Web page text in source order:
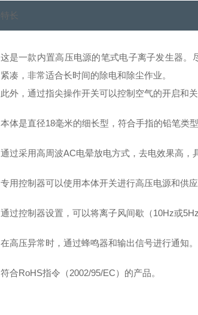
特长
这是一款内置高压电源的笔式电子离子发生器。
紧凑，非常适合长时间的除电和除尘作业。
此外，通过指尖操作开关可以控制空气的开启和
本体是直径18毫米的细长型，符合手指的铅笔类
通过采用高周波AC电晕放电方式，去电效果高，
专用控制器可以使用本体开关进行高压电源和供
通过控制器设置，可以将离子风间歇（10Hz或
在高压异常时，通过蜂鸣器和输出信号进行通知。
符合RoHS指令（2002/95/EC）的产品。